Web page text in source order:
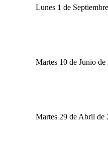
Lunes 1 de
Martes 10 de Junio de
Martes 29 de Abril de